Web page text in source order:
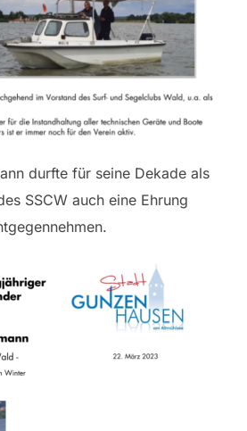
durfte für seine Dekade als
SSCW auch eine Ehrung